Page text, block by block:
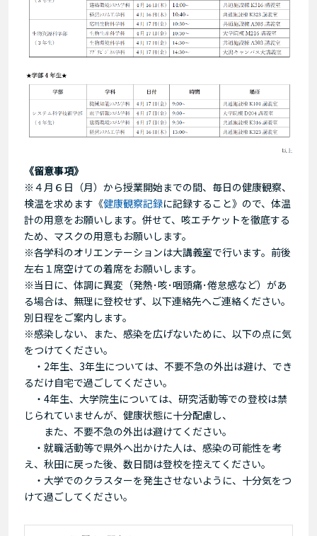
《留意事項》
※４月６日（月）から授業開始までの間、毎日の健康観察、
検温を求めます《健康観察記録に記録すること》ので、体温
計の用意をお願いします。併せて、咳エチケットを徹底する
ため、マスクの用意もお願いします。
※各学科のオリエンテーションは大講義室で行います。前後
左右１席空けての着席をお願いします。
※当日に、体調に異変（発熱･咳･咽頭痛･倦怠感など）があ
る場合は、無理に登校せず、以下連絡先へご連絡ください。
別日程をご案内します。
※感染しない、また、感染を広げないために、以下の点に気
をつけてください。
・2年生、3年生については、不要不急の外出は避け、でき
るだけ自宅で過ごしてください。
・4年生、大学院生については、研究活動等での登校は禁
じられていませんが、健康状態に十分配慮し、
また、不要不急の外出は避けてください。
・就職活動等で県外へ出かけた人は、感染の可能性を考
え、秋田に戻った後、数日間は登校を控えてください。
・大学でのクラスターを発生させないように、十分気をつ
けて過ごしてください。